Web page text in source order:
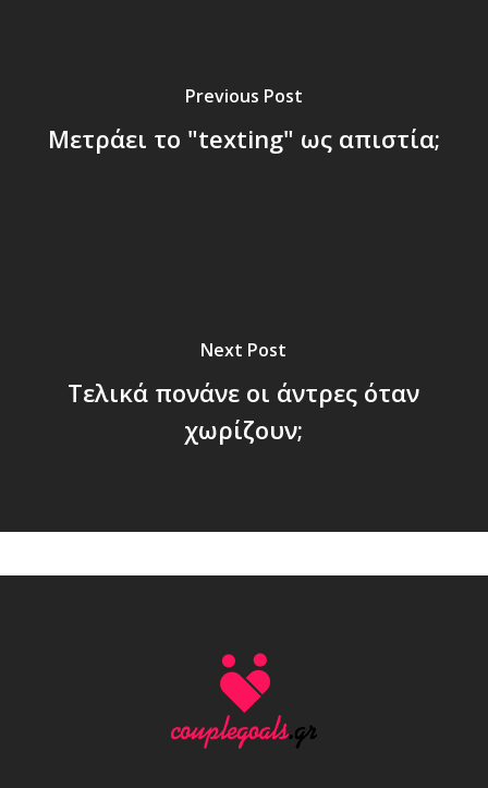
Previous Post
Μετράει το "texting" ως απιστία;
Next Post
Τελικά πονάνε οι άντρες όταν
χωρίζουν;